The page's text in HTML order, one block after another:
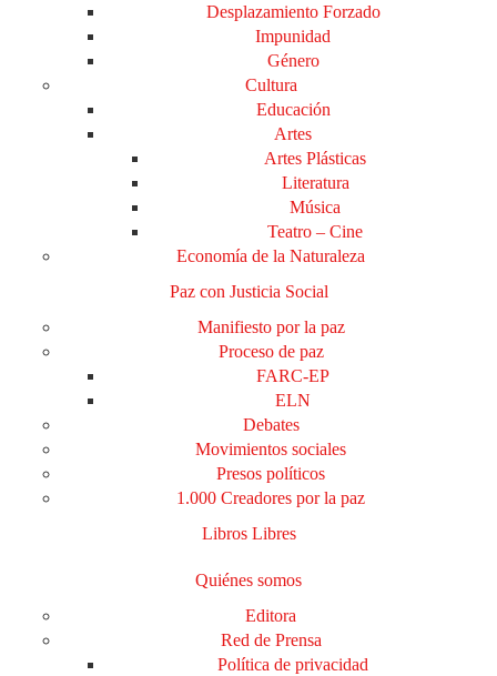
Desplazamiento Forzado
Impunidad
Género
Cultura
Educación
Artes
Artes Plásticas
Literatura
Música
Teatro – Cine
Economía de la Naturaleza
Paz con Justicia Social
Manifiesto por la paz
Proceso de paz
FARC-EP
ELN
Debates
Movimientos sociales
Presos políticos
1.000 Creadores por la paz
Libros Libres
Quiénes somos
Editora
Red de Prensa
Política de privacidad